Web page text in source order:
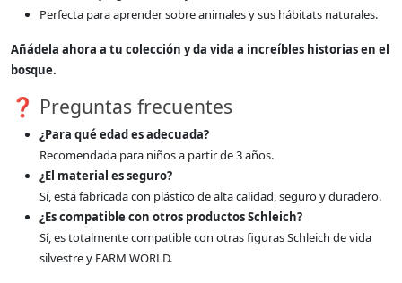
Perfecta para aprender sobre animales y sus hábitats naturales.
Añádela ahora a tu colección y da vida a increíbles historias en el
bosque.
❓ Preguntas frecuentes
¿Para qué edad es adecuada?
Recomendada para niños a partir de 3 años.
¿El material es seguro?
Sí, está fabricada con plástico de alta calidad, seguro y duradero.
¿Es compatible con otros productos Schleich?
Sí, es totalmente compatible con otras figuras Schleich de vida
silvestre y FARM WORLD.